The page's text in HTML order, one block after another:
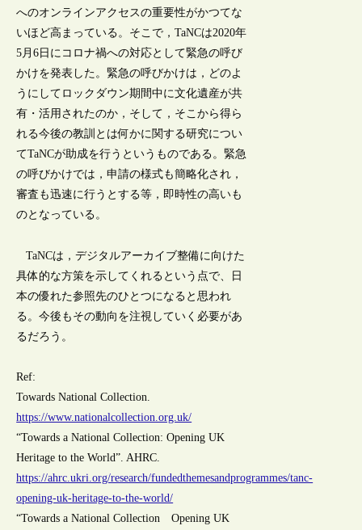
へのオンラインアクセスの重要性がかつてな
いほど高まっている。そこで，TaNCは2020年
5月6日にコロナ禍への対応として緊急の呼び
かけを発表した。緊急の呼びかけは，どのよ
うにしてロックダウン期間中に文化遺産が共
有・活用されたのか，そして，そこから得ら
れる今後の教訓とは何かに関する研究につい
てTaNCが助成を行うというものである。緊急
の呼びかけでは，申請の様式も簡略化され，
審査も迅速に行うとする等，即時性の高いも
のとなっている。
TaNCは，デジタルアーカイブ整備に向けた
具体的な方策を示してくれるという点で、日
本の優れた参照先のひとつになると思われ
る。今後もその動向を注視していく必要があ
るだろう。
Ref:
Towards National Collection.
https://www.nationalcollection.org.uk/
“Towards a National Collection: Opening UK
Heritage to the World”. AHRC.
https://ahrc.ukri.org/research/fundedthemesandprogrammes/tanc-
opening-uk-heritage-to-the-world/
“Towards a National Collection Opening UK